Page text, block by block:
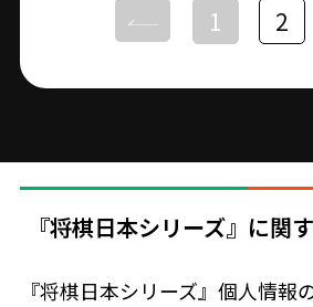
1 2
『将棋日本シリーズ』に関
『将棋日本シリーズ』個人情報